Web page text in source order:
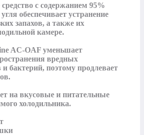
с содержанием 95%
обеспечивает устранение
запахов, а также их
камере.
AC-OAF уменьшает
вредных
бактерий, поэтому продлевает
на вкусовые и питательные
холодильника.